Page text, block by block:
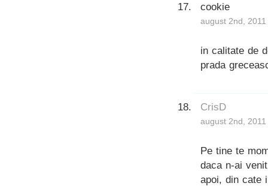
cookie
august 2nd,
in calitate de
prada
CrisD
august 2nd,
Pe tine te
daca n-ai
apoi, din cate